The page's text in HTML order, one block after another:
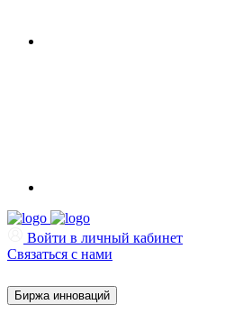
Войти в личный кабинет
Связаться с нами
Биржа инноваций